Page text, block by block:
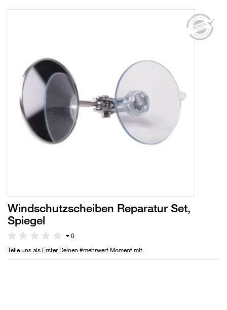
Windschutzscheiben Reparatur Set,
Spiegel
0
Teile uns als Erster Deinen #mehrwert Moment mit